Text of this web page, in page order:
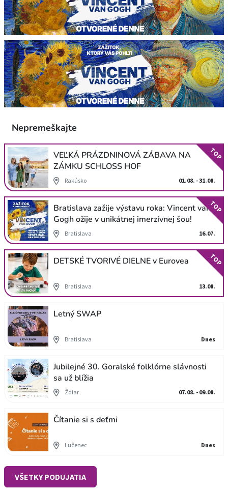
Nepremeškajte
VEĽKÁ PRÁZDNINOVÁ ZÁBAVA NA
ZÁMKU SCHLOSS HOF
Rakúsko 01.08. - 31.08.
TOP
Bratislava zažije výstavu roka: Vincent van
Gogh ožije v unikátnej imerzívnej šou!
Bratislava 16.07.
TOP
DETSKÉ TVORIVÉ DIELNE v Eurovea
Bratislava 13.08.
TOP
Letný SWAP
Bratislava Dnes
Jubilejné 30. Goralské folklórne slávnosti
sa už blížia
Ždiar 07.08. - 09.08.
Čítanie si s deťmi
Lučenec Dnes
VŠETKY PODUJATIA